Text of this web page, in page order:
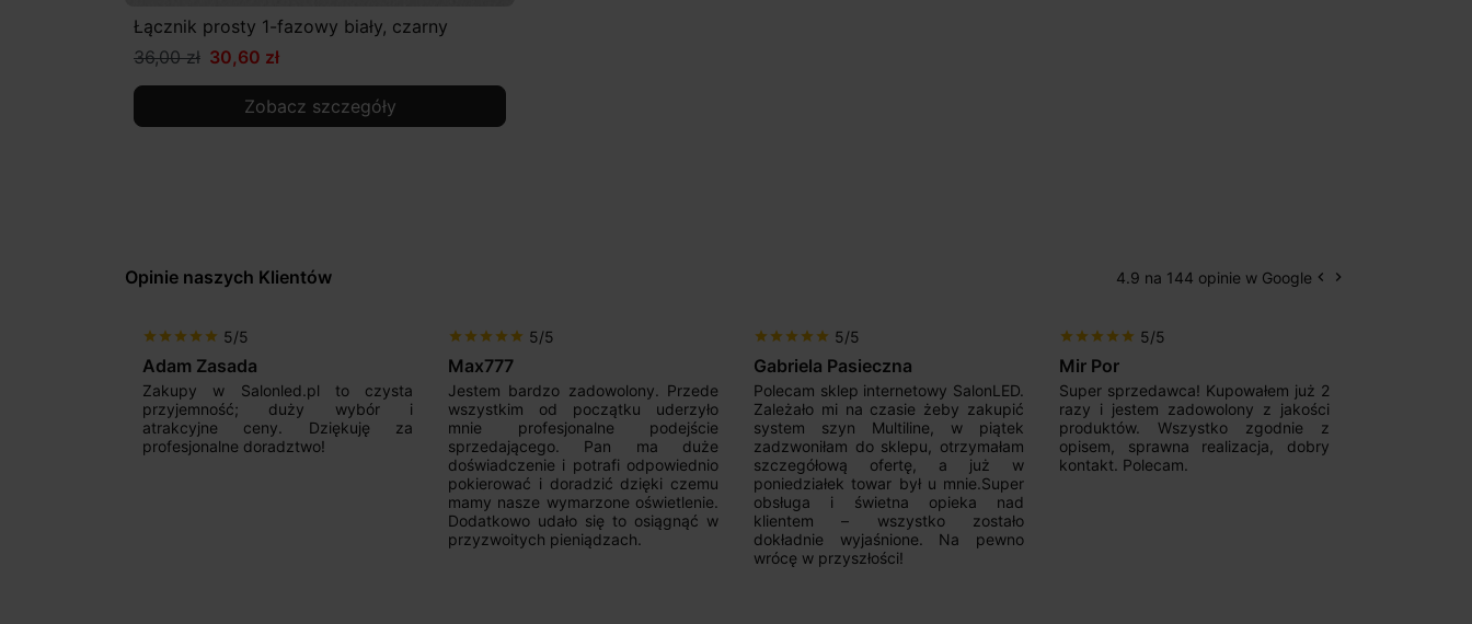
Łącznik prosty 1-fazowy biały, czarny
36,00 zł 30,60 zł
Zobacz szczegóły
Opinie naszych Klientów 4.9 na 144 opinie w Google Poprzedni
keyboard_arrow_left Następny
keyboard_arrow_right
star star star star star 5/5
Adam Zasada
Zakupy w Salonled.pl to czysta
przyjemność; duży wybór i
atrakcyjne ceny. Dziękuję za
profesjonalne doradztwo!
star star star star star 5/5
Max777
Jestem bardzo zadowolony. Przede
wszystkim od początku uderzyło
mnie profesjonalne podejście
sprzedającego. Pan ma duże
doświadczenie i potrafi odpowiednio
pokierować i doradzić dzięki czemu
mamy nasze wymarzone oświetlenie.
Dodatkowo udało się to osiągnąć w
przyzwoitych pieniądzach.
star star star star star 5/5
Gabriela Pasieczna
Polecam sklep internetowy SalonLED.
Zależało mi na czasie żeby zakupić
system szyn Multiline, w piątek
zadzwoniłam do sklepu, otrzymałam
szczegółową ofertę, a już w
poniedziałek towar był u mnie.Super
obsługa i świetna opieka nad
klientem – wszystko zostało
dokładnie wyjaśnione. Na pewno
wrócę w przyszłości!
star star star star star 5/5
Mir Por
Super sprzedawca! Kupowałem już 2
razy i jestem zadowolony z jakości
produktów. Wszystko zgodnie z
opisem, sprawna realizacja, dobry
kontakt. Polecam.